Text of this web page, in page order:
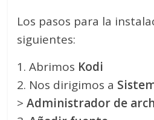
Los pasos para la
siguientes:
1. Abrimos Kodi
2. Nos dirigimos a
>Administrador de